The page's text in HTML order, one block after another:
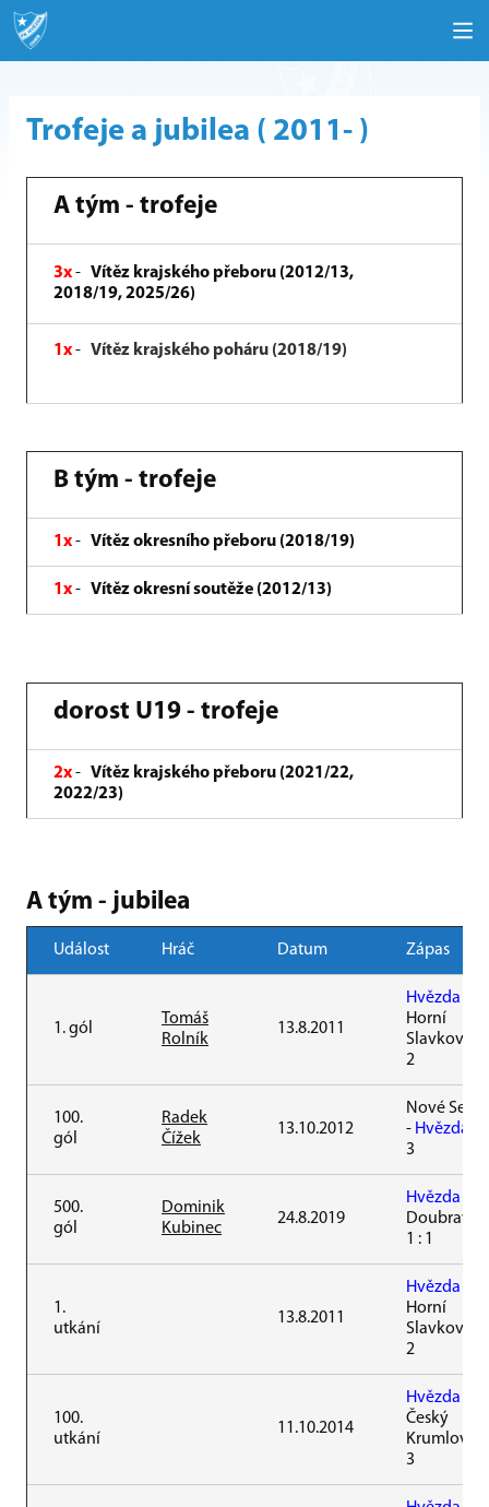
Trofeje a jubilea ( 2011- )
A tým - trofeje
3x- Vítěz krajského přeboru (2012/13,
2018/19, 2025/26)
1x- Vítěz krajského poháru (2018/19)
B tým - trofeje
1x- Vítěz okresního přeboru (2018/19)
1x- Vítěz okresní soutěže (2012/13)
dorost U19 - trofeje
2x- Vítěz krajského přeboru (2021/22,
2022/23)
A tým - jubilea
Událost Hráč Datum Zápas
1. gól
Tomáš
Rolník
13.8.2011
Hvězda
Horní
Slavkov 3 :
2
100.
gól
Radek
Čížek
13.10.2012
Nové Sedlo
- Hvězda
3
500.
gól
Dominik
Kubinec
24.8.2019
Hvězda
1 : 1
1.
utkání
13.8.2011
Hvězda
Horní
Slavkov 3 :
2
100.
utkání
11.10.2014
Hvězda
Český
Krumlov 0 :
3